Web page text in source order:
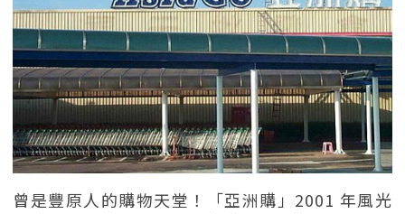
曾是豐原人的購物天堂！「亞洲購」2001 年風光